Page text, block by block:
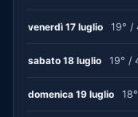
venerdì 17 luglio 19° /
sabato 18 luglio 19° /
domenica 19 luglio